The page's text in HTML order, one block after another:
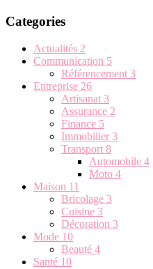
Categories
Actualités 2
Communication 5
Référencement 3
Entreprise 26
Artisanat 3
Assurance 2
Finance 5
Immobilier 3
Transport 8
Automobile 4
Moto 4
Maison 11
Bricolage 3
Cuisine 3
Décoration 3
Mode 10
Beauté 4
Santé 10